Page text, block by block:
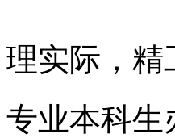
理实际，精
专业本科生